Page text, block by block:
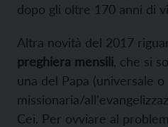
dopo gli oltre 170 anni di
Altra novità del 2017
preghiera mensili , che si
una del Papa (universale o
missionaria/
Cei. Per ovviare al